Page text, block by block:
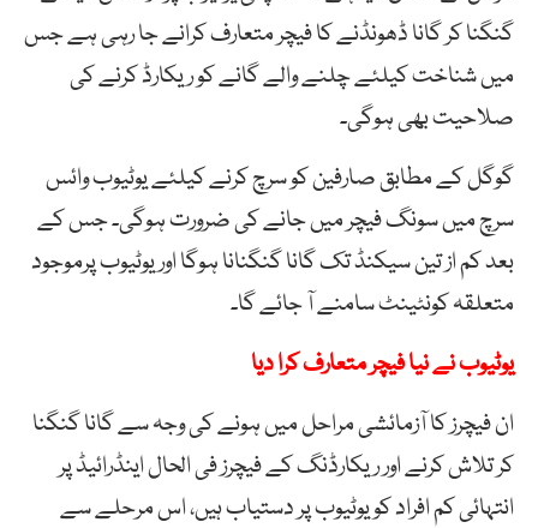
گنگنا کر گانا ڈھونڈنے کا فیچر متعارف کرانے جا رہی ہے جس
میں شناخت کیلئے چلنے والے گانے کو ریکارڈ کرنے کی
صلاحیت بھی ہوگی۔
گوگل کے مطابق صارفین کو سرچ کرنے کیلئے یوٹیوب وائس
سرچ میں سونگ فیچر میں جانے کی ضرورت ہوگی۔ جس کے
بعد کم از تین سیکنڈ تک گانا گنگنانا ہوگا اوریوٹیوب پرموجود
متعلقہ کونٹینٹ سامنے آ جائے گا۔
یوٹیوب نے نیا فیچر متعارف کرا دیا
ان فیچرز کا آزمائشی مراحل میں ہونے کی وجہ سے گانا گنگنا
کر تلاش کرنے اور ریکارڈنگ کے فیچرز فی الحال اینڈرائیڈ پر
انتہائی کم افراد کو یوٹیوب پر دستیاب ہیں، اس مرحلے سے